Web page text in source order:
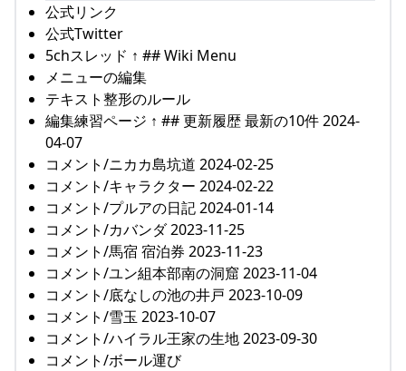
公式リンク
公式Twitter
5chスレッド ↑ ## Wiki Menu
メニューの編集
テキスト整形のルール
編集練習ページ ↑ ## 更新履歴 最新の10件 2024-
04-07
コメント/ニカカ島坑道 2024-02-25
コメント/キャラクター 2024-02-22
コメント/プルアの日記 2024-01-14
コメント/カバンダ 2023-11-25
コメント/馬宿 宿泊券 2023-11-23
コメント/ユン組本部南の洞窟 2023-11-04
コメント/底なしの池の井戸 2023-10-09
コメント/雪玉 2023-10-07
コメント/ハイラル王家の生地 2023-09-30
コメント/ボール運び